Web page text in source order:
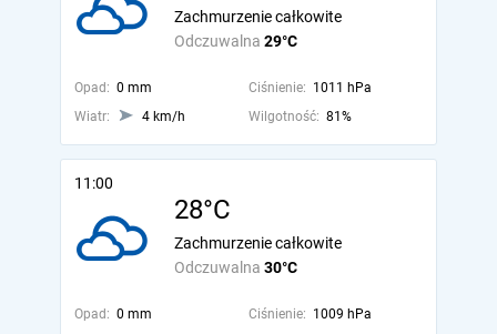
Odczuwalna 29°C
Zachmurzenie całkowite
Opad: 0 mm Ciśnienie: 1011 hPa
Wiatr:
4 km/h Wilgotność: 81%
11:00
28°C
Odczuwalna 30°C
Zachmurzenie całkowite
Opad: 0 mm Ciśnienie: 1009 hPa